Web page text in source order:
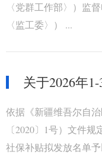
〈党群工作部〉）监
〈监工委〉） ...
依据《新疆维吾尔自
〔2020〕1号）文件
社保补贴拟发放名单